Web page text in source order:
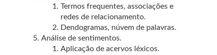
Termos frequentes, associações e
redes de relacionamento.
Dendogramas, núvem de palavras.
Análise de sentimentos.
Aplicação de acervos léxicos.